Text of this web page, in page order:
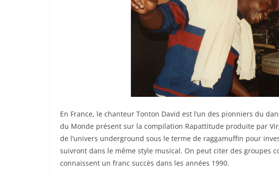
En France, le chanteur Tonton David est l’un des pionniers du
du Monde présent sur la compilation Rapattitude produite par
de l’univers underground sous le terme de raggamuffin pour
suivront dans le même style musical. On peut citer des groupes
connaissent un franc succès dans les années 1990.